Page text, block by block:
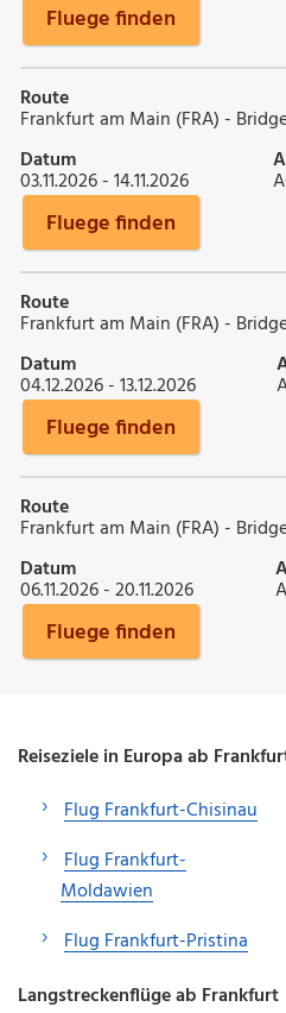
Fluege finden
Route
Frankfurt am Main (FRA) -
Datum
03.11.2026 - 14.11.2026
Fluege finden
Route
Frankfurt am Main (FRA) -
Datum
04.12.2026 - 13.12.2026
Fluege finden
Route
Frankfurt am Main (FRA) -
Datum
06.11.2026 - 20.11.2026
Fluege finden
Reiseziele in Europa ab
Flug Frankfurt-Chisinau
Flug Frankfurt-
Moldawien
Flug Frankfurt-Pristina
Langstreckenflüge ab Frankfurt